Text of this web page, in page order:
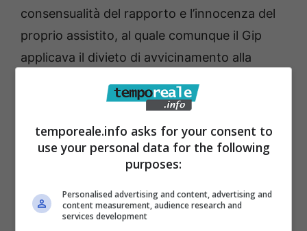
consensualità del rapporto e l’innocenza del
proprio assistito, al quale comunque il Gip
applicava il divieto di avvicinamento alla
sporse una ulteriore denuncia denunciando
una nuova aggressione fisica e così i
Carabinieri – su disposizione del Tribunale di
Cassino – arrestarono di nuovo l’uomo
sottoponendolo agli arresti domiciliari per
numerosi mesi.
temporeale.info asks for your consent to
use your personal data for the following
purposes:
Personalised advertising and content, advertising and
content measurement, audience research and
services development